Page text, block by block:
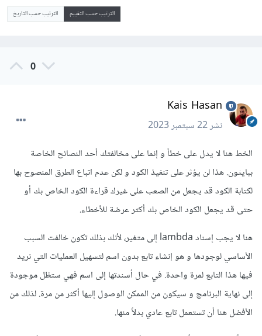
الترتيب حسب التقييم الترتيب حسب التاريخ
0
Kais Hasan
نشر22 سبتمبر 2023
الخط هنا لا يدل على خطأ و إنما على مخالفتك أحد النصائح الخاصة
ببايثون. هذا لن يؤثر على تنفيذ الكود و لكن عدم اتباع الطرق المنصوح بها
لكتابة الكود قد يجعل من الصعب على غيرك قراءة الكود الخاص بك أو
حتى قد يجعل الكود الخاص بك أكثر عرضة للأخطاء.
هنا لا يجب إسناد lambda إلى متغير، ﻷنك بذلك تكون خالفت السبب
الأساسي لوجودها و هو إنشاء تابع بدون اسم لتسهيل العمليات التي نريد
فيها هذا التابع لمرة واحدة. في حال أسندتها إلى اسم فهي ستظل موجودة
إلى نهاية البرنامج و سيكون من الممكن الوصول إليها أكثر من مرة. لذلك من
الأفضل هنا أن تستعمل تابع عادي بدلاً منها.